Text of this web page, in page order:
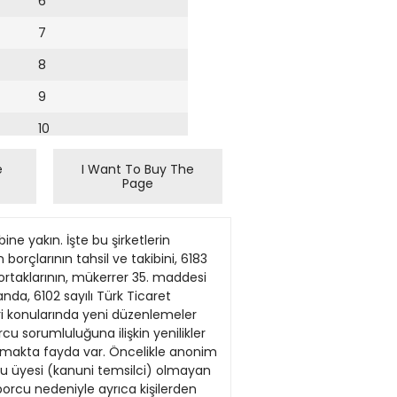
7
8
9
10
14
15
16
17
18
I Want To Buy The
Page
yerine dogmaları sokuşturmayı başarmıştır; ancak sular tersine akmaz. 12 Eylül’cüler Atatürk’ün eğitim birliği ilkesini yaralayarak, Türk Tarih ve Dil kurumlarını kapatarak, özerk üniversiteyi susturarak karşıdevrimi sulamıştı. Şimdi gerçek aydınlara bir görev düşüyor; eğitim ve gelir düzeyi düşürülen halka gerçekleri anlatmak; ekmeğini suyunu paylaşarak halkın içinde olmak… Sözde bilimciler, ikiyüzlü sanatçılar; aya güneşe göre yer ve yön değiştiren liboşlar, paketine güvenenler hiç sevinmesin; çünkü her paketin ipi çekilir; içi dışı çöpe atılabilir. Bu halk, eciş bücüş paketle önüne atılan göz boyama demokrasisini geri vermeyi de bilir! Tıpkı Kurtuluş Savaşı’ndaki gibi birden silkinir. Önümüz 29 Ekim… Özellikle kadınlara sesleniyorum; bu 29 Ekim, her türlü paketten kurtulmanın, toplumsal yaşamdan çıkmamak için direnişin de bayramı olsun! NE ZAMAN EMEKLİ OLURUM? 10 Temmuz 1963 doğumluyum, sigorta başlangıcım 1 Kasım 1983. Emeklilik koşullarım nedir, askerlik borçlanması yaparsam etkisi ne olur? Halil Ekmekçi SORU CEVAP Sorularınız için malicozum6ismmmo.org.tr adresine mail atabilirsiniz. Tüm sorular eposta ile tek tek cevaplanacaktır. Bayram Gelmiş Neyime? PERİHAN ERGUN Başlıktaki sorgulamalı tümceyle dini bayramlarımızı küçümsediğim düşünülmesin. Nefse hâkimiyetin sınavı niteliğinde, ayrıca açlığın niceliklerinin deneyimini yansıtan ramazan orucundan sonra o ayın Şeker Bayramı bir ödül gibidir. İçinde bulunduğumuz Kurban Bayramı da toplumsal dayanışma öğretisi niteliğindedir. Gerçekte Kuranıkerim’le kullarına sunulan Hz. Muhammet’in öğretileri sosyal bilimleri içerir. Halkların yaşantılarındaki iyi ve kötü günlerinde dayanışmalarla onlara iyimserliği ve mutluluğu sağlamayı amaçlar. Müslümanlık öyle cahil softaların günahları çoğaltarak korkular yaratmaya çalışılan bir kutsal inanç olmadığı gibi iyi ahlakın, dürüstlüğün, kullar arasında karşılıklı dayanışmanın da toplumsal verisidir. İnançlara göre bayram nedeniyle kurban edilen büyük ve küçükbaş hayvanların etleri, ihtiyaçları olup da alamayanlara dağıtılıyor. Büyükle